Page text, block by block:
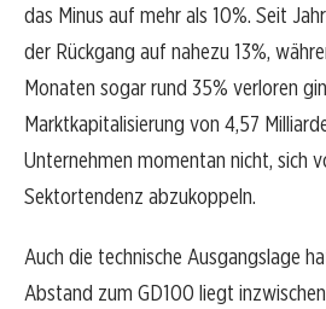
das Minus auf mehr als 10%. Seit
der Rückgang auf nahezu 13%,
Monaten sogar rund 35% verloren
Marktkapitalisierung von 4,57
Unternehmen momentan nicht, sich
Sektortendenz abzukoppeln.
Auch die technische Ausgangslage
Abstand zum GD100 liegt